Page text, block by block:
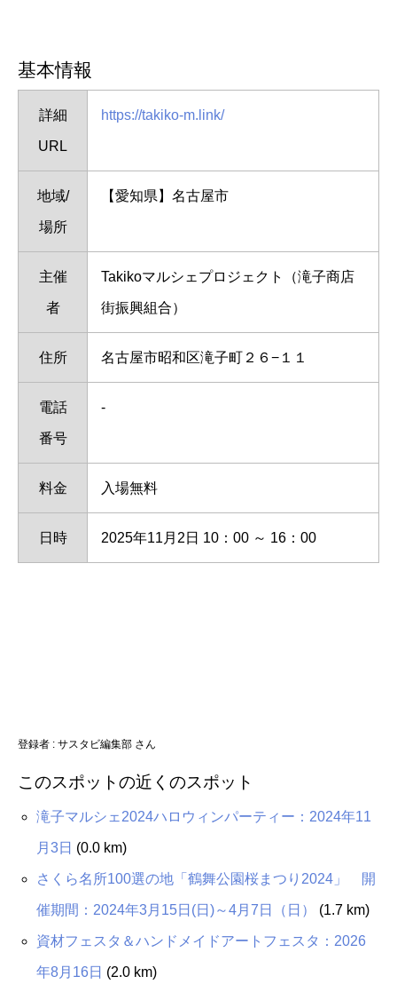
基本情報
詳細
URL
https://takiko-m.link/
地域/
場所
【愛知県】名古屋市
主催
者
Takikoマルシェプロジェクト（滝子商店
街振興組合）
住所 名古屋市昭和区滝子町２６−１１
電話
番号
-
料金 入場無料
日時 2025年11月2日 10：00 ～ 16：00
登録者 : サスタビ編集部 さん
このスポットの近くのスポット
滝子マルシェ2024ハロウィンパーティー：2024年11
月3日 (0.0 km)
さくら名所100選の地「鶴舞公園桜まつり2024」 開
催期間：2024年3月15日(日)～4月7日（日） (1.7 km)
資材フェスタ＆ハンドメイドアートフェスタ：2026
年8月16日 (2.0 km)